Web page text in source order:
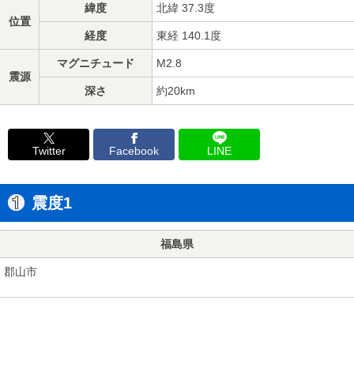
位置
緯度 北緯 37.3度
経度 東経 140.1度
震源
マグニチュード M2.8
深さ 約20km
Twitter Facebook LINE
震度1
福島県
郡山市